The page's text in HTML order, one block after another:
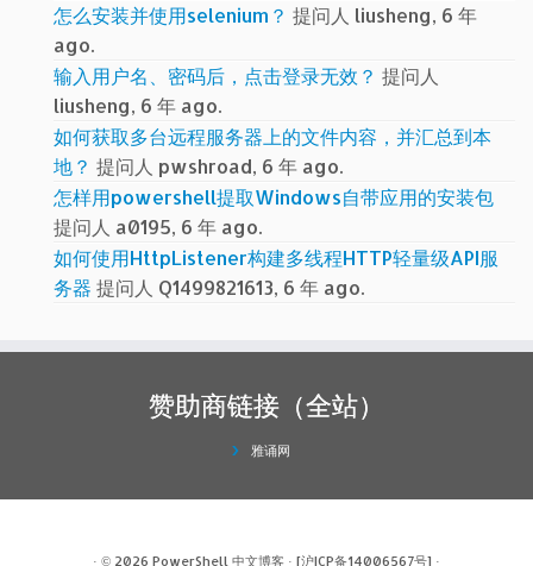
怎么安装并使用selenium？ 提问人 liusheng, 6 年
ago.
输入用户名、密码后，点击登录无效？ 提问人
liusheng, 6 年 ago.
如何获取多台远程服务器上的文件内容，并汇总到本
地？ 提问人 pwshroad, 6 年 ago.
怎样用powershell提取Windows自带应用的安装包
提问人 a0195, 6 年 ago.
如何使用HttpListener构建多线程HTTP轻量级API服
务器 提问人 Q1499821613, 6 年 ago.
赞助商链接（全站）
雅诵网
· © 2026 PowerShell 中文博客 · [沪ICP备14006567号] ·